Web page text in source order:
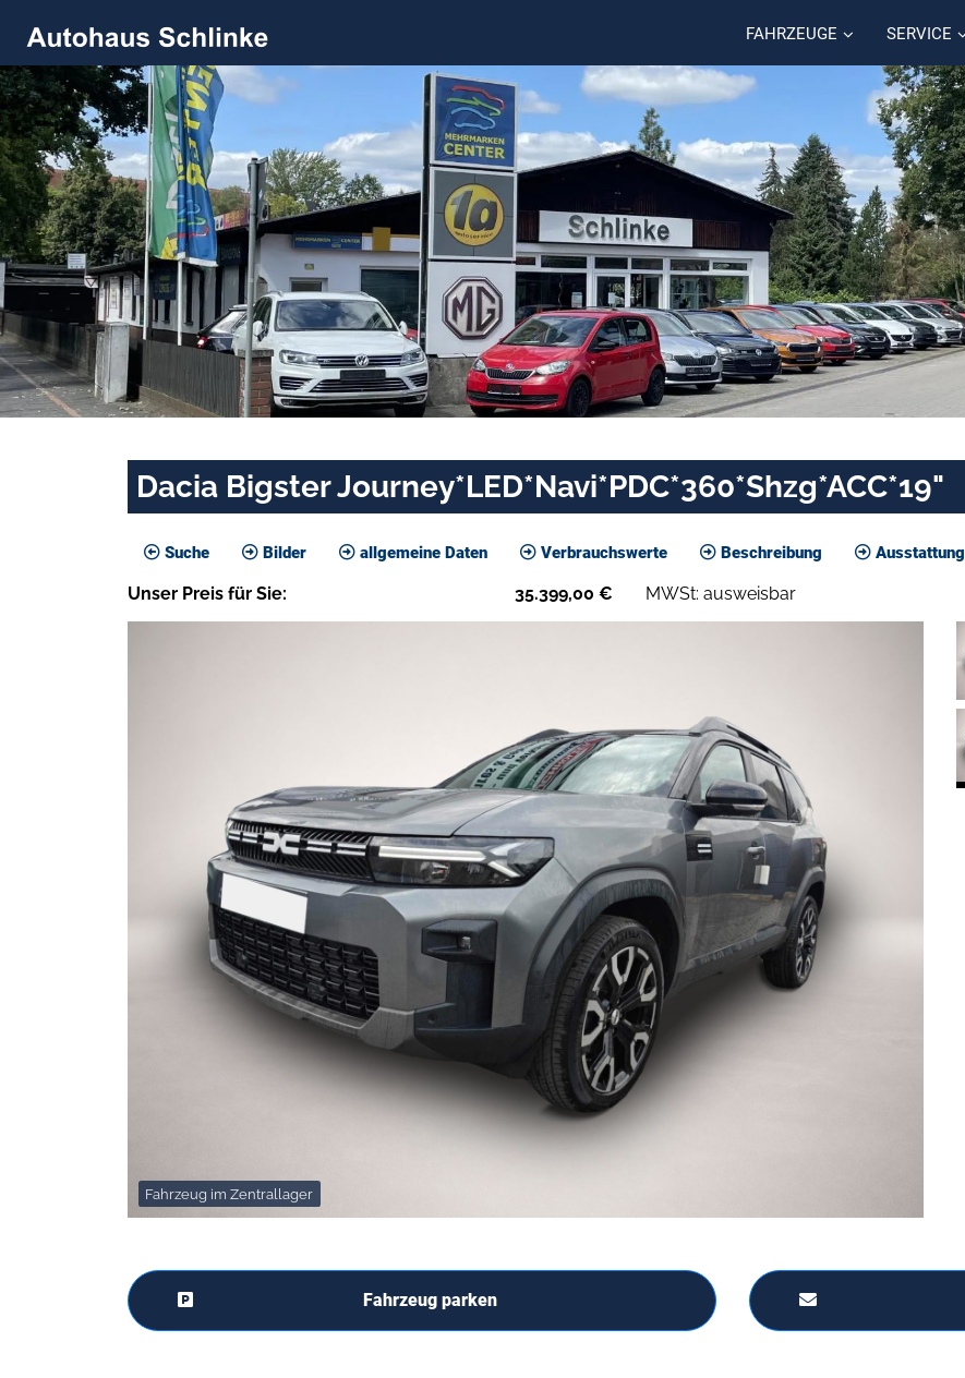
FAHRZEUGE SERVICE
Dacia Bigster Journey*LED*Navi*PDC*360*Shzg*ACC*19"
Suche Bilder allgemeine Daten Verbrauchswerte Beschreibung Ausstattung
Unser Preis für Sie: 35.399,00 € MWSt: ausweisbar
Fahrzeug im Zentrallager
Fahrzeug parken